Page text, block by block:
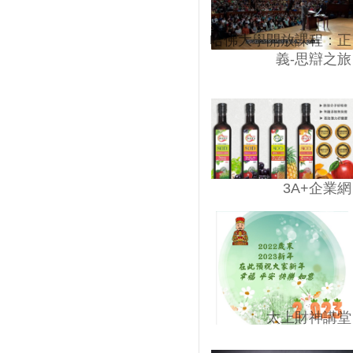
哈佛大學開放課程：正
義-思辯之旅
3A+企業網
太上財神講堂